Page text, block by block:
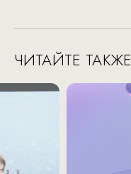
ЧИТАЙТЕ ТАКЖЕ